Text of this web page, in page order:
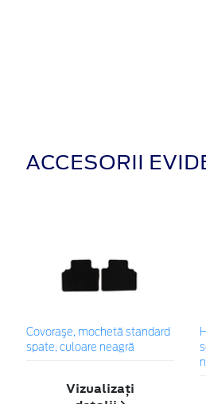
ACCESORII
Covoraşe, mochetă standard
spate, culoare neagră
Vizualizați